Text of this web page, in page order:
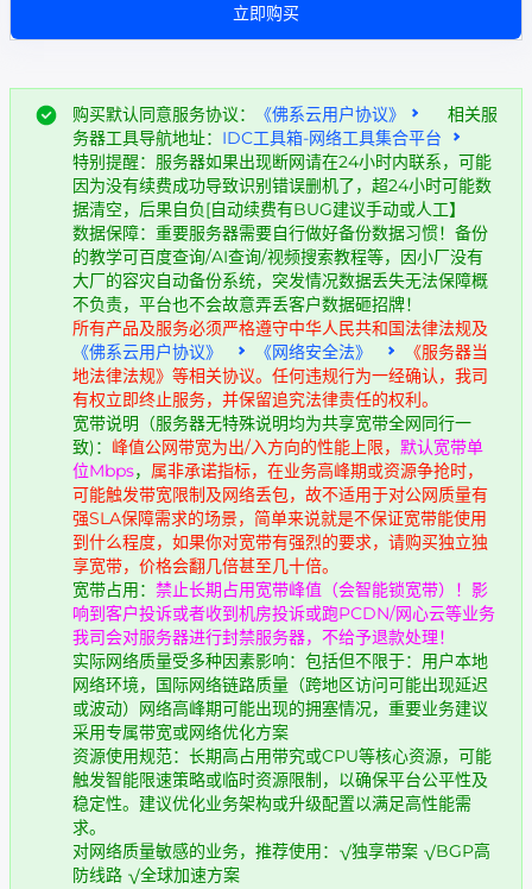
立即购买
购买默认同意服务协议： 《佛系云用户协议》
相关服
务器工具导航地址： IDC工具箱-网络工具集合平台
特别提醒：服务器如果出现断网请在24小时内联系，可能
因为没有续费成功导致识别错误删机了，超24小时可能数
据清空，后果自负[自动续费有BUG建议手动或人工】
数据保障：重要服务器需要自行做好备份数据习惯！备份
的教学可百度查询/AI查询/视频搜索教程等，因小厂没有
大厂的容灾自动备份系统，突发情况数据丢失无法保障概
不负责，平台也不会故意弄丢客户数据砸招牌！
所有产品及服务必须严格遵守中华人民共和国法律法规及
《佛系云用户协议》
《网络安全法》
《服务器当
地法律法规》等相关协议。任何违规行为一经确认，我司
有权立即终止服务，并保留追究法律责任的权利。
宽带说明（服务器无特殊说明均为共享宽带全网同行一
致)： 峰值公网带宽为出/入方向的性能上限， 默认宽带单
位Mbps， 属非承诺指标，在业务高峰期或资源争抢时，
可能触发带宽限制及网络丢包，故不适用于对公网质量有
强SLA保障需求的场景，简单来说就是不保证宽带能使用
到什么程度，如果你对宽带有强烈的要求，请购买独立独
享宽带，价格会翻几倍甚至几十倍。
宽带占用： 禁止长期占用宽带峰值（会智能锁宽带）！影
响到客户投诉或者收到机房投诉或跑PCDN/网心云等业务
我司会对服务器进行封禁服务器，不给予退款处理！
实际网络质量受多种因素影响：包括但不限于：用户本地
网络环境，国际网络链路质量（跨地区访问可能出现延迟
或波动）网络高峰期可能出现的拥塞情况，重要业务建议
采用专属带宽或网络优化方案
资源使用规范：长期高占用带究或CPU等核心资源，可能
触发智能限速策略或临时资源限制，以确保平台公平性及
稳定性。建议优化业务架构或升级配置以满足高性能需
求。
对网络质量敏感的业务，推荐使用：√独享带案 √BGP高
防线路 √全球加速方案